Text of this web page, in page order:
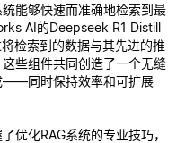
能够快速而准确地检索到最
AI的Deepseek R1 Distill
检索到的数据与其先进的推
些组件共同创造了一个无缝
——同时保持效率和可扩展
优化RAG系统的专业技巧，